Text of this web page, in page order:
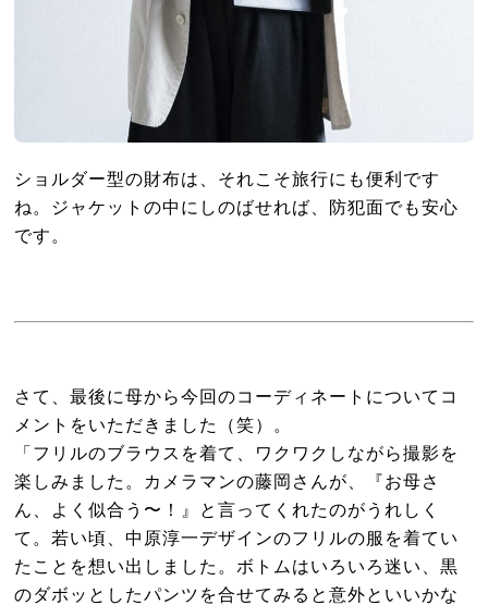
ショルダー型の財布は、それこそ旅行にも便利です
ね。ジャケットの中にしのばせれば、防犯面でも安心
です。
さて、最後に母から今回のコーディネートについてコ
メントをいただきました（笑）。
「フリルのブラウスを着て、ワクワクしながら撮影を
楽しみました。カメラマンの藤岡さんが、『お母さ
ん、よく似合う〜！』と言ってくれたのがうれしく
て。若い頃、中原淳一デザインのフリルの服を着てい
たことを想い出しました。ボトムはいろいろ迷い、黒
のダボッとしたパンツを合せてみると意外といいかな